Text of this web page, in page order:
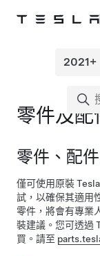
零件及配
零件、配
僅可使用原裝
試，以確保其適用
零件，將會有專業
裝建議。您可透過
買。請至